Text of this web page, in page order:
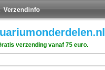
Verzendinfo
verzending vanaf 75 euro.